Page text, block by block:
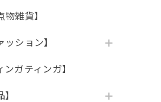
物雑貨】
ッション】
ンガティンガ】
】